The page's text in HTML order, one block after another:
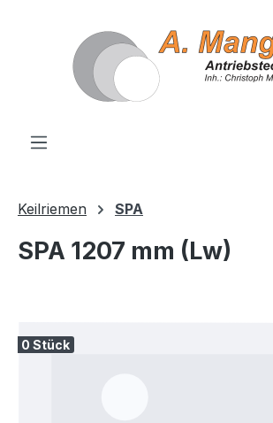
Keilriemen SPA
SPA 1207 mm (Lw)
0 Stück